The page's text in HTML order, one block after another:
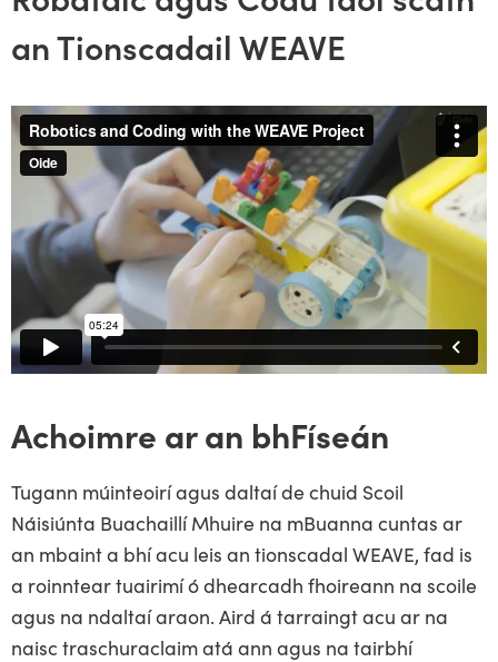
an Tionscadail WEAVE
Achoimre ar an bhFíseán
Tugann múinteoirí agus daltaí de chuid Scoil
Náisiúnta Buachaillí Mhuire na mBuanna cuntas ar
an mbaint a bhí acu leis an tionscadal WEAVE, fad is
a roinntear tuairimí ó dhearcadh fhoireann na scoile
agus na ndaltaí araon. Aird á tarraingt acu ar na
naisc traschuraclaim atá ann agus na tairbhí